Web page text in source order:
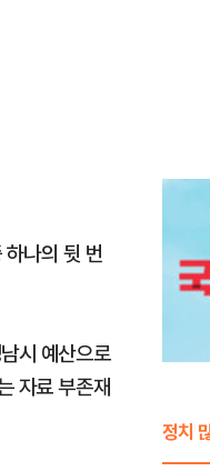
나의 뒷 번
시 예산으로
자료 부존재
정치